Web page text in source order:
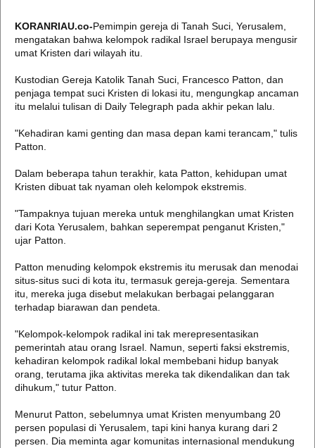
KORANRIAU.co-Pemimpin gereja di Tanah Suci, Yerusalem,
mengatakan bahwa kelompok radikal Israel berupaya mengusir
umat Kristen dari wilayah itu.
Kustodian Gereja Katolik Tanah Suci, Francesco Patton, dan
penjaga tempat suci Kristen di lokasi itu, mengungkap ancaman
itu melalui tulisan di Daily Telegraph pada akhir pekan lalu.
"Kehadiran kami genting dan masa depan kami terancam," tulis
Patton.
Dalam beberapa tahun terakhir, kata Patton, kehidupan umat
Kristen dibuat tak nyaman oleh kelompok ekstremis.
"Tampaknya tujuan mereka untuk menghilangkan umat Kristen
dari Kota Yerusalem, bahkan seperempat penganut Kristen,"
ujar Patton.
Patton menuding kelompok ekstremis itu merusak dan menodai
situs-situs suci di kota itu, termasuk gereja-gereja. Sementara
itu, mereka juga disebut melakukan berbagai pelanggaran
terhadap biarawan dan pendeta.
"Kelompok-kelompok radikal ini tak merepresentasikan
pemerintah atau orang Israel. Namun, seperti faksi ekstremis,
kehadiran kelompok radikal lokal membebani hidup banyak
orang, terutama jika aktivitas mereka tak dikendalikan dan tak
dihukum," tutur Patton.
Menurut Patton, sebelumnya umat Kristen menyumbang 20
persen populasi di Yerusalem, tapi kini hanya kurang dari 2
persen. Dia meminta agar komunitas internasional mendukung